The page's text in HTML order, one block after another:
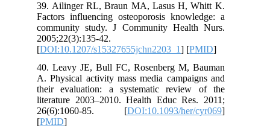
39. Ailinger RL, Braun MA, Lasus H, Whitt K.
Factors influencing osteoporosis knowledge: a
community study. J Community Health Nurs.
2005;22(3):135-42.
[DOI:10.1207/s15327655jchn2203_1] [PMID
40. Leavy JE, Bull FC, Rosenberg M, Bauman
A. Physical activity mass media campaigns and
their evaluation: a systematic review of the
literature 2003–2010. Health Educ Res. 2011;
26(6):1060-85. [DOI:10.1093/her/cyr069
[PMID